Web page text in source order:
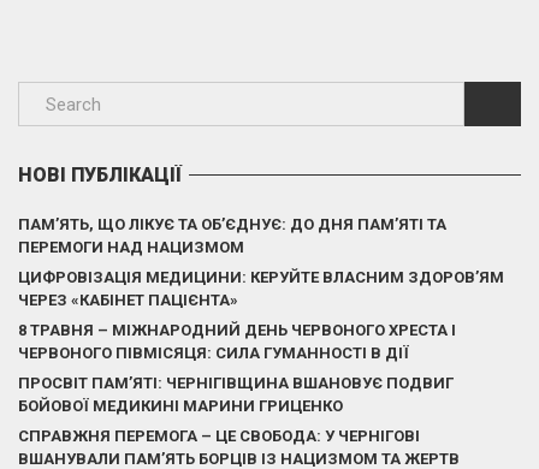
НОВІ ПУБЛІКАЦІЇ
ПАМ’ЯТЬ, ЩО ЛІКУЄ ТА ОБ’ЄДНУЄ: ДО ДНЯ ПАМ’ЯТІ ТА
ПЕРЕМОГИ НАД НАЦИЗМОМ
ЦИФРОВІЗАЦІЯ МЕДИЦИНИ: КЕРУЙТЕ ВЛАСНИМ ЗДОРОВ’ЯМ
ЧЕРЕЗ «КАБІНЕТ ПАЦІЄНТА»
8 ТРАВНЯ – МІЖНАРОДНИЙ ДЕНЬ ЧЕРВОНОГО ХРЕСТА І
ЧЕРВОНОГО ПІВМІСЯЦЯ: СИЛА ГУМАННОСТІ В ДІЇ
ПРОСВІТ ПАМ’ЯТІ: ЧЕРНІГІВЩИНА ВШАНОВУЄ ПОДВИГ
БОЙОВОЇ МЕДИКИНІ МАРИНИ ГРИЦЕНКО
СПРАВЖНЯ ПЕРЕМОГА – ЦЕ СВОБОДА: У ЧЕРНІГОВІ
ВШАНУВАЛИ ПАМ’ЯТЬ БОРЦІВ ІЗ НАЦИЗМОМ ТА ЖЕРТВ